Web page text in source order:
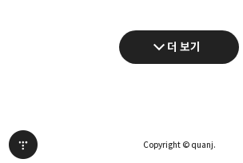
더 보기
Copyright © quanj.